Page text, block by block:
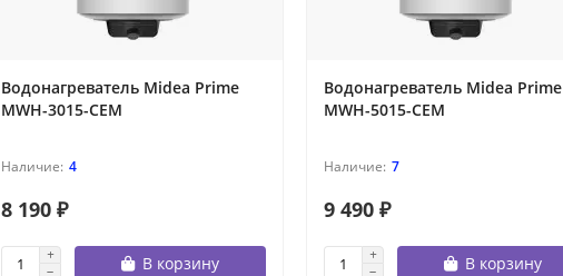
Водонагреватель Midea Prime
MWH-3015-CEM
4
8 190 ₽
В корзину
Водонагреватель Midea Prime
MWH-5015-CEM
7
9 490 ₽
В корзину